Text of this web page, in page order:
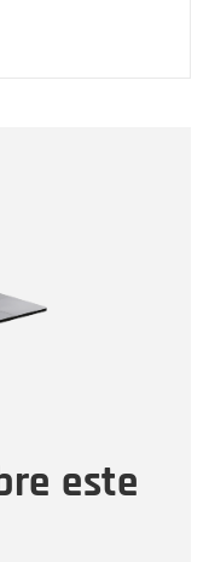
este